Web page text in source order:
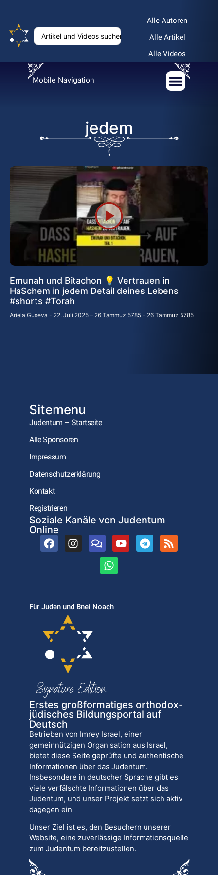
Alle Autoren
Alle Artikel
Alle Videos
Mobile Navigation
jedem
Emunah und Bitachon 💡 Vertrauen in
HaSchem in jedem Detail deines Lebens
#shorts #Torah
Ariela Guseva 22. Juli 2025 – 26 Tammuz 5785 – 26 Tammuz 5785
Sitemenu
Judentum – Startseite
Alle Sponsoren
Impressum
Datenschutzerklärung
Kontakt
Registrieren
Soziale Kanäle von Judentum
Online
Für Juden und Bnei Noach
Erstes großformatiges orthodox-
jüdisches Bildungsportal auf
Deutsch
Betrieben von Imrey Israel, einer
gemeinnützigen Organisation aus Israel,
bietet diese Seite geprüfte und authentische
Informationen über das Judentum.
Insbesondere in deutscher Sprache gibt es
viele verfälschte Informationen über das
Judentum, und unser Projekt setzt sich aktiv
dagegen ein.
Unser Ziel ist es, den Besuchern unserer
Website, eine zuverlässige Informationsquelle
zum Judentum bereitzustellen.